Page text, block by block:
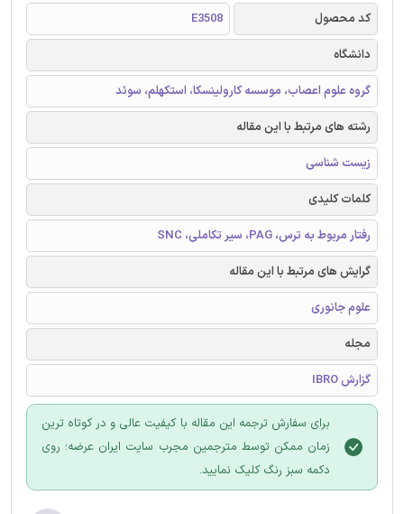
کد محصول
E3508
دانشگاه
گروه علوم اعصاب، موسسه کارولینسکا، استکهلم، سوئد
رشته های مرتبط با این مقاله
زیست شناسی
کلمات کلیدی
رفتار مربوط به ترس، PAG، سیر تکاملی، SNC
گرایش های مرتبط با این مقاله
علوم جانوری
مجله
گزارش IBRO
برای سفارش ترجمه این مقاله با کیفیت عالی و در کوتاه ترین
زمان ممکن توسط مترجمین مجرب سایت ایران عرضه؛ روی
دکمه سبز رنگ کلیک نمایید.